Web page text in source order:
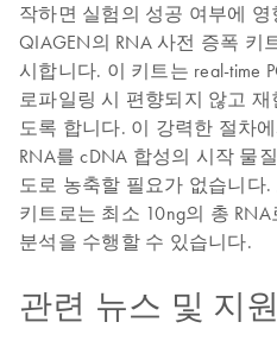
작하면 실험의 성공 여부에
QIAGEN의 RNA 사전 증폭 키
시합니다. 이 키트는 real-time
로파일링 시 편향되지 않고
도록 합니다. 이 강력한 절차
RNA를 cDNA 합성의 시작 물
도로 농축할 필요가 없습니다
키트로는 최소 10ng의 총
분석을 수행할 수 있습니다.
관련 뉴스 및 지원